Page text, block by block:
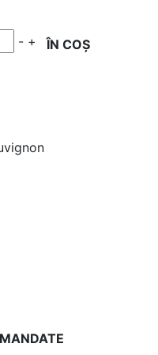
- +
ÎN COȘ